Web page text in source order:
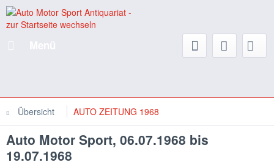
Übersicht AUTO ZEITUNG 1968
Auto Motor Sport, 06.07.1968 bis
19.07.1968